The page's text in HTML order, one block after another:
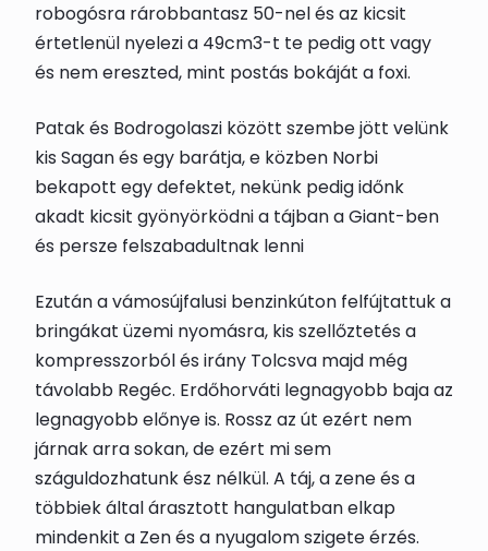
robogósra rárobbantasz 50-nel és az kicsit
értetlenül nyelezi a 49cm3-t te pedig ott vagy
és nem ereszted, mint postás bokáját a foxi.
Patak és Bodrogolaszi között szembe jött velünk
kis Sagan és egy barátja, e közben Norbi
bekapott egy defektet, nekünk pedig időnk
akadt kicsit gyönyörködni a tájban a Giant-ben
és persze felszabadultnak lenni
Ezután a vámosújfalusi benzinkúton felfújtattuk a
bringákat üzemi nyomásra, kis szellőztetés a
kompresszorból és irány Tolcsva majd még
távolabb Regéc. Erdőhorváti legnagyobb baja az
legnagyobb előnye is. Rossz az út ezért nem
járnak arra sokan, de ezért mi sem
száguldozhatunk ész nélkül. A táj, a zene és a
többiek által árasztott hangulatban elkap
mindenkit a Zen és a nyugalom szigete érzés.